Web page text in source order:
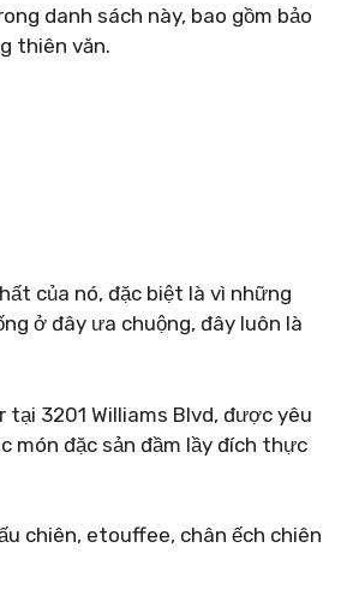
danh sách này, bao gồm bảo
thiên văn.
của nó, đặc biệt là vì những
ở đây ưa chuộng, đây luôn là
3201 Williams Blvd, được yêu
món đặc sản đầm lầy đích thực
chiên, etouffee, chân ếch chiên